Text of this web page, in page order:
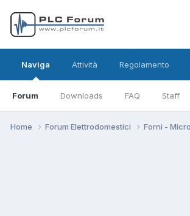
Naviga
Forum Downloads FAQ Staff
Attività Regolamento
Home Forum Elettrodomestici Forni -